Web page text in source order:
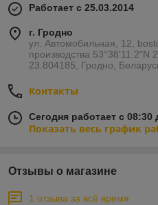
Работает с 25.03.2014
г. Гродно
ул. Автомобильная, 12,
производства 53°38'11.2"N
23.804185, Гродно,
Контакты
Сегодня работает с 08:30
Показать весь график
Отзывы о магазине
1 отзыва за всё время